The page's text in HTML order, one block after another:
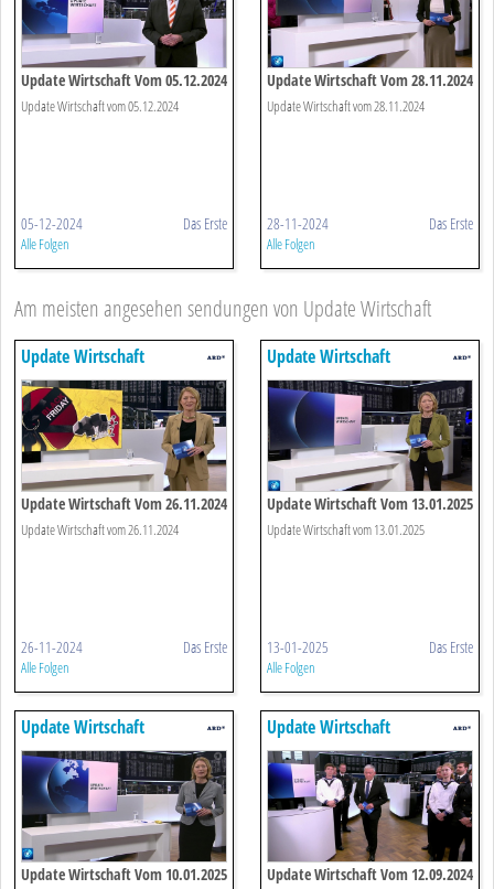
Update Wirtschaft Vom 05.12.2024
Update Wirtschaft vom 05.12.2024
05-12-2024 Das Erste
Alle Folgen
Update Wirtschaft Vom 28.11.2024
Update Wirtschaft vom 28.11.2024
28-11-2024 Das Erste
Alle Folgen
Am meisten angesehen sendungen von Update Wirtschaft
Update Wirtschaft
Update Wirtschaft Vom 26.11.2024
Update Wirtschaft vom 26.11.2024
26-11-2024 Das Erste
Alle Folgen
Update Wirtschaft
Update Wirtschaft Vom 13.01.2025
Update Wirtschaft vom 13.01.2025
13-01-2025 Das Erste
Alle Folgen
Update Wirtschaft
Update Wirtschaft Vom 10.01.2025
Update Wirtschaft
Update Wirtschaft Vom 12.09.2024